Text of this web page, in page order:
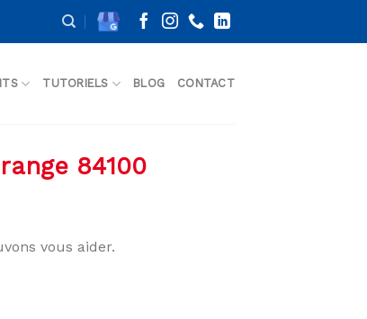
TUTORIELS BLOG CONTACT
84100
vous aider.